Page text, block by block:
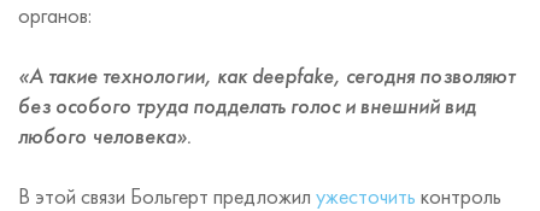
органов:
«А такие технологии, как deepfake, сегодня позволяют
без особого труда подделать голос и внешний вид
любого человека».
В этой связи Больгерт предложил ужесточить контроль